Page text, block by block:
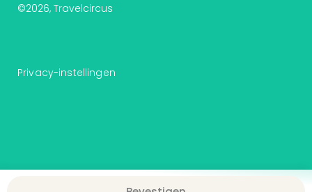
©2026, Travelcircus
Privacy-instellingen